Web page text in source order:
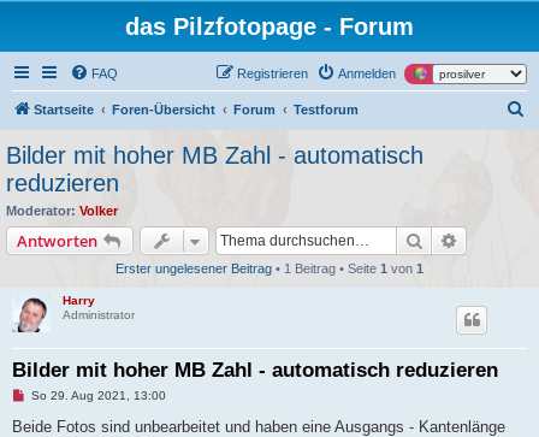
das Pilzfotopage - Forum
FAQ Anmelden
Registrieren
Startseite Foren-Übersicht Forum Testforum
Bilder mit hoher MB Zahl - automatisch
reduzieren
Moderator: Volker
Antworten Suche
Erster ungelesener Beitrag • 1 Beitrag • Seite 1 von 1
Harry
Administrator
Bilder mit hoher MB Zahl - automatisch reduzieren
U
g
So 29. Aug 2021, 13:00
Beide Fotos sind unbearbeitet und haben eine Ausgangs - Kantenlänge